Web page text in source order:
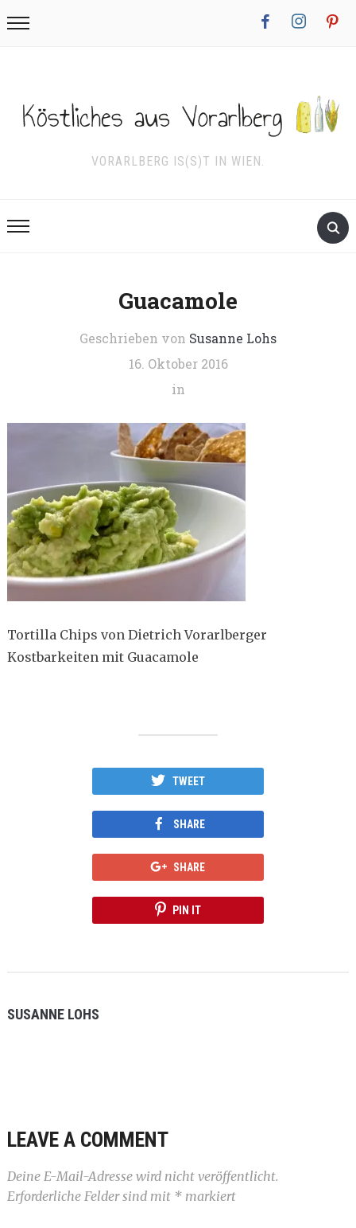
facebook instagrampinterest
VORARLBERG IS(S)T IN WIEN.
Guacamole
Geschrieben von Susanne Lohs
16. Oktober 2016
in
Tortilla Chips von Dietrich Vorarlberger
Kostbarkeiten mit Guacamole
TWEET
SHARE
SHARE
PIN IT
SUSANNE LOHS
LEAVE A COMMENT
Deine E-Mail-Adresse wird nicht veröffentlicht.
Erforderliche Felder sind mit *markiert